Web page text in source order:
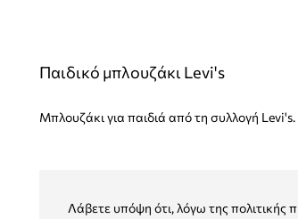
Παιδικό μπλουζάκι Levi's
Μπλουζάκι για παιδιά από τη συλλογή
Λάβετε υπόψη ότι, λόγω της